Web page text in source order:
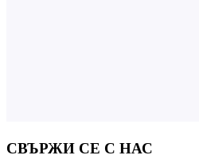
СВЪРЖИ СЕ С НАС